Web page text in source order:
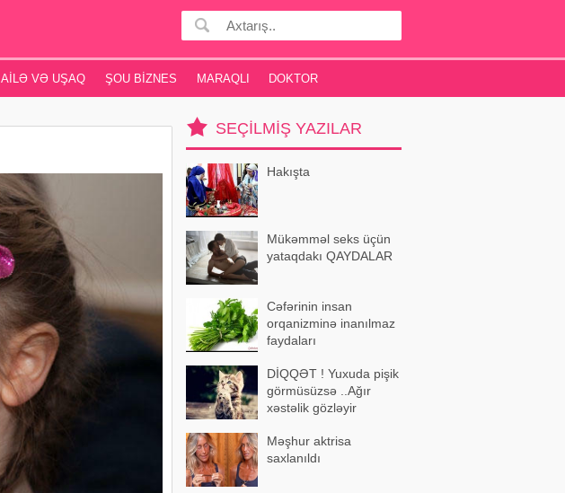
AILƏ VƏ UŞAQ ŞOU BIZNES MARAQLI DOKTOR
SEÇILMIŞ YAZILAR
Hakışta
Mükəmməl seks üçün
yataqdakı QAYDALAR
Cəfərinin insan
orqanizminə inanılmaz
faydaları
DİQQƏT ! Yuxuda pişik
görmüsüzsə ..Ağır
xəstəlik gözləyir
Məşhur aktrisa
saxlanıldı